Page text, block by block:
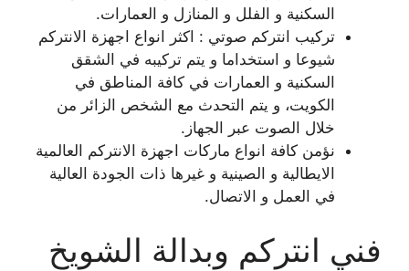
السكنية و الفلل و المنازل و العمارات.
تركيب انتركم صوتي : اكثر انواع اجهزة الانتركم
شيوعا و استخداما و يتم تركيبه في الشقق
السكنية و العمارات في كافة المناطق في
الكويت، و يتم التحدث مع الشخص الزائر من
خلال الصوت عبر الجهاز.
نؤمن كافة انواع ماركات اجهزة الانتركم العالمية
الايطالية و الصينية و غيرها ذات الجودة العالية
في العمل و الاتصال.
فني انتركم وبدالة الشويخ